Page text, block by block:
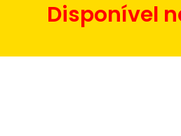
Disponível